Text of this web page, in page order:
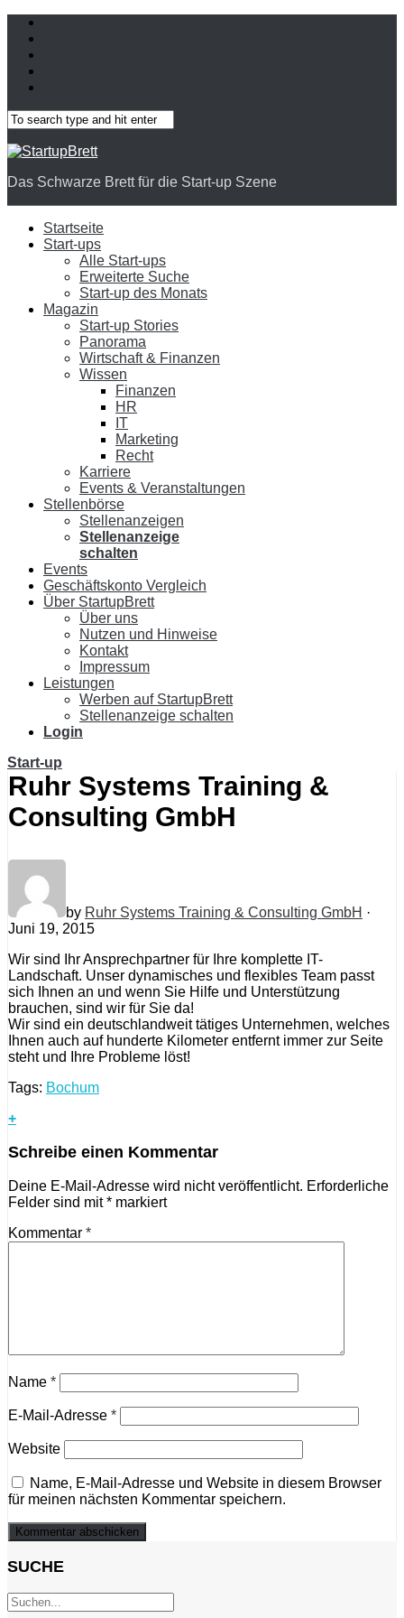
Das Schwarze Brett für die Start-up Szene
Startseite
Start-ups
Alle Start-ups
Erweiterte Suche
Start-up des Monats
Magazin
Start-up Stories
Panorama
Wirtschaft & Finanzen
Wissen
Finanzen
HR
IT
Marketing
Recht
Karriere
Events & Veranstaltungen
Stellenbörse
Stellenanzeigen
Stellenanzeige
schalten
Events
Geschäftskonto Vergleich
Über StartupBrett
Über uns
Nutzen und Hinweise
Kontakt
Impressum
Leistungen
Werben auf StartupBrett
Stellenanzeige schalten
Login
Start-up
Ruhr Systems Training &
Consulting GmbH
by Ruhr Systems Training & Consulting GmbH ·
Juni 19, 2015
Wir sind Ihr Ansprechpartner für Ihre komplette IT-
Landschaft. Unser dynamisches und flexibles Team passt
sich Ihnen an und wenn Sie Hilfe und Unterstützung
brauchen, sind wir für Sie da!
Wir sind ein deutschlandweit tätiges Unternehmen, welches
Ihnen auch auf hunderte Kilometer entfernt immer zur Seite
steht und Ihre Probleme löst!
Tags: Bochum
+
Schreibe einen Kommentar
Deine E-Mail-Adresse wird nicht veröffentlicht. Erforderliche
Felder sind mit* markiert
Kommentar *
Name *
E-Mail-Adresse *
Website
Name, E-Mail-Adresse und Website in diesem Browser
für meinen nächsten Kommentar speichern.
SUCHE